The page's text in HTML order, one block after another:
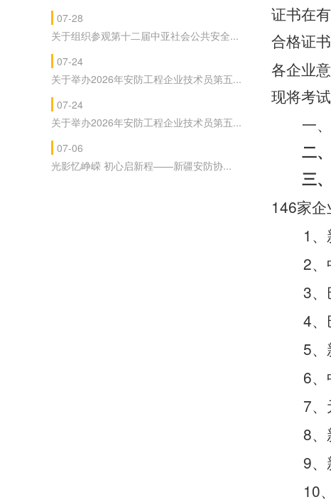
07-28
关于组织参观第十二届中亚社会公共安全...
07-24
关于举办2026年安防工程企业技术员第五...
07-24
关于举办2026年安防工程企业技术员第五...
07-06
光影忆峥嵘 初心启新程——新疆安防协...
证书在
合格证
各企业
现将考
一、
二
三
146家企
1 、
2、
3、
4、
5、
6、
7、
8、
9、
10